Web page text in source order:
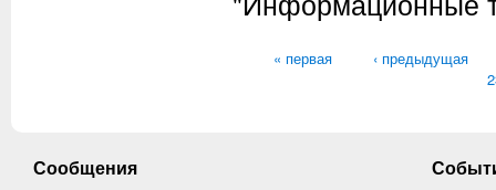
Страницы
« первая
‹ предыдущая
Сообщения